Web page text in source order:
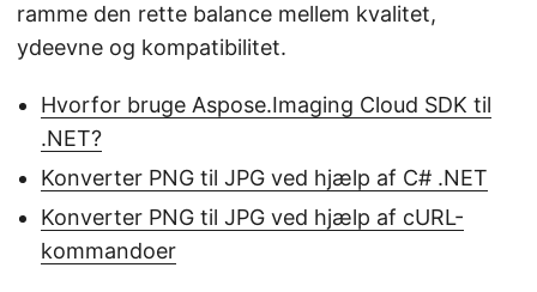
ramme den rette balance mellem kvalitet,
ydeevne og kompatibilitet.
Hvorfor bruge Aspose.Imaging Cloud SDK til
.NET?
Konverter PNG til JPG ved hjælp af C# .NET
Konverter PNG til JPG ved hjælp af cURL-
kommandoer